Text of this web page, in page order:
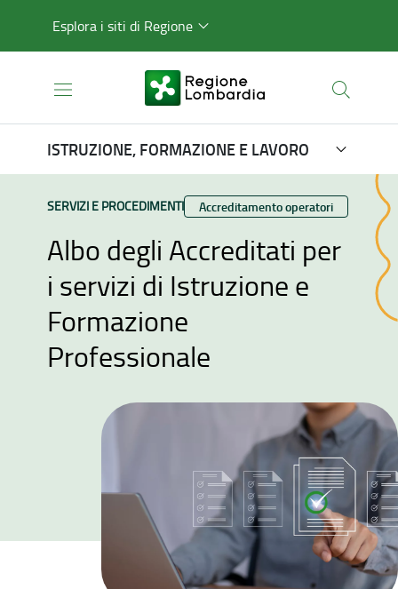
Esplora i siti di Regione
ISTRUZIONE, FORMAZIONE E LAVORO
TIPO CONTENUTO:
SERVIZI E PROCEDIMENTI Categoria:
Accreditamento operatori
Albo degli Accreditati per
i servizi di Istruzione e
Formazione
Professionale